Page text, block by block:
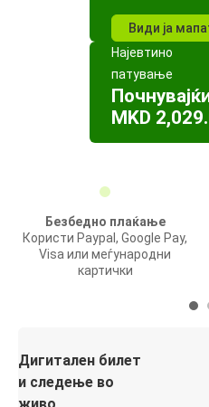
Види ја
Најевтино
патување
MKD
Безбедно плаќање
Користи Paypal, Google Pay,
Visa или меѓународни
картички
Дигитален билет
и следење во